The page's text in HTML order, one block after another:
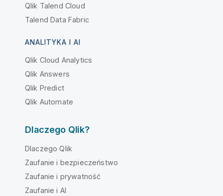
Qlik Talend Cloud
Talend Data Fabric
ANALITYKA I AI
Qlik Cloud Analytics
Qlik Answers
Qlik Predict
Qlik Automate
Dlaczego Qlik?
Dlaczego Qlik
Zaufanie i bezpieczeństwo
Zaufanie i prywatność
Zaufanie i AI